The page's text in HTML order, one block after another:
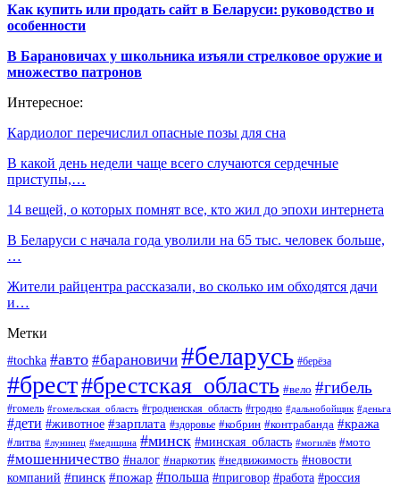
Как купить или продать сайт в Беларуси: руководство и
особенности
В Барановичах у школьника изъяли стрелковое оружие и
множество патронов
Интересное:
Кардиолог перечислил опасные позы для сна
В какой день недели чаще всего случаются сердечные
приступы,…
14 вещей, о которых помнят все, кто жил до эпохи интернета
В Беларуси с начала года уволили на 65 тыс. человек больше,
…
Жители райцентра рассказали, во сколько им обходятся дачи
и…
Метки
#tochka #авто #барановичи #беларусь #берёза
#брест#брестская_область #вело #гибель
#гомель #гомельская_область #гродненская_область #гродно #дальнобойщик #деньга
#дети #животное #зарплата #здоровье #кобрин #контрабанда #кража
#литва #лунинец #медицина #минск #минская_область #могилёв #мото
#мошенничество #налог #наркотик #недвижимость #новости
компаний #пинск #пожар #польша #приговор #работа #россия